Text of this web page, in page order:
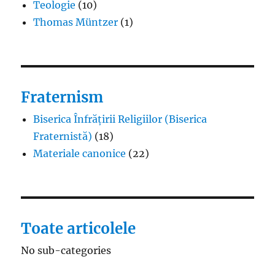
Teologie (10)
Thomas Müntzer (1)
Fraternism
Biserica Înfrățirii Religiilor (Biserica
Fraternistă) (18)
Materiale canonice (22)
Toate articolele
No sub-categories